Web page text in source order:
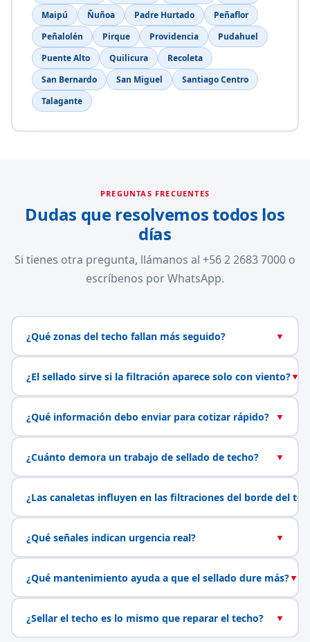
Maipú
Ñuñoa Padre Hurtado
Peñaflor
Peñalolén
Pirque Providencia
Pudahuel
Puente Alto
Quilicura
Recoleta
San Bernardo
San Miguel
Santiago Centro
Talagante
PREGUNTAS FRECUENTES
Dudas que resolvemos todos los
días
Si tienes otra pregunta, llámanos al +56 2 2683 7000 o
escríbenos por WhatsApp.
¿Qué zonas del techo fallan más seguido? ▼
¿El sellado sirve si la filtración aparece solo con viento?▼
¿Qué información debo enviar para cotizar rápido? ▼
¿Cuánto demora un trabajo de sellado de techo? ▼
¿Las canaletas influyen en las filtraciones del borde del
¿Qué señales indican urgencia real? ▼
¿Qué mantenimiento ayuda a que el sellado dure más?▼
¿Sellar el techo es lo mismo que reparar el techo? ▼